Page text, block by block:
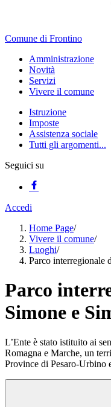
Comune di Frontino
Amministrazione
Novità
Servizi
Vivere il comune
Istruzione
Imposte
Assistenza sociale
Tutti gli argomenti...
Seguici su
Accedi
Home Page/
Vivere il comune/
Luoghi/
Parco interregionale
Parco
Simone e
L’Ente è stato istituito ai
Romagna e Marche, un
Province di Pesaro-Urbino